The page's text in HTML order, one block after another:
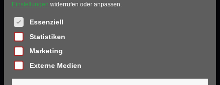
Einstellungen widerrufen oder anpassen.
Es folgt eine Liste der Service-Gruppen, für die eine
Essenziell
Statistiken
Marketing
Externe Medien